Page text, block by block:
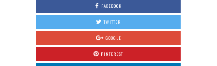
FACEBOOK
TWITTER
GOOGLE
PINTEREST